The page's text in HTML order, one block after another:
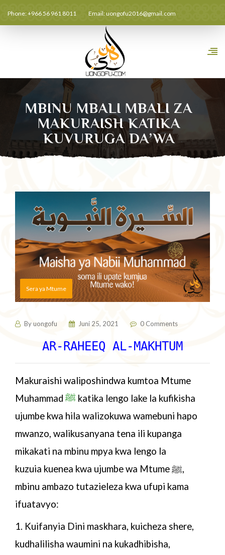
Phone: +966 56 961 8011 Email:uongofu2016@gmail.com
MBINU MBALI MBALI ZA
MAKURAISH KATIKA
KUVURUGA DA’WA
Sera ya Mtume
Byuongofu Juni 25, 2021 0 Comments
AR-RAHEEQ AL-MAKHTUM
Makuraishi waliposhindwa kumtoa Mtume
Muhammad ﷺ katika lengo lake la kufikisha
ujumbe kwa hila walizokuwa wamebuni hapo
mwanzo, walikusanyana tena ili kupanga
mikakati na mbinu mpya kwa lengo la
kuzuia kuenea kwa ujumbe wa Mtumeﷺ,
mbinu ambazo tutazieleza kwa ufupi kama
ifuatavyo:
1. Kuifanyia Dini maskhara, kuicheza shere,
kudhalilisha waumini na kukadhibisha,